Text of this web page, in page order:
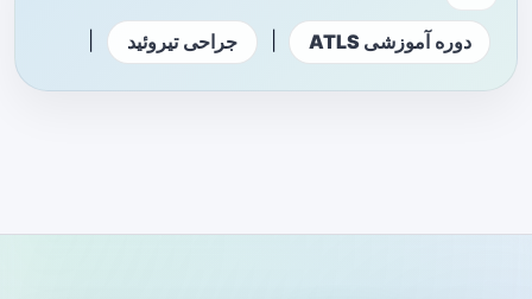
دوره آموزشی ATLS جراحی تیروئید